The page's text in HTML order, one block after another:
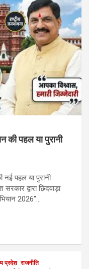
की पहल या पुरानी
नई पहल या पुरानी
द्वारा छिंदवाड़ा
2026”…
प्रदेश राजनीति